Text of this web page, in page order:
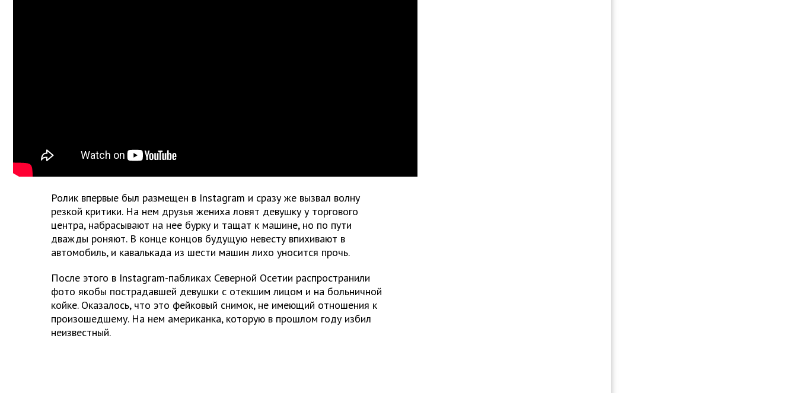
Ролик впервые был размещен в Instagram и сразу же вызвал волну
резкой критики. На нем друзья жениха ловят девушку у торгового
центра, набрасывают на нее бурку и тащат к машине, но по пути
дважды роняют. В конце концов будущую невесту впихивают в
автомобиль, и кавалькада из шести машин лихо уносится прочь.
После этого в Instagram-пабликах Северной Осетии распространили
фото якобы пострадавшей девушки с отекшим лицом и на больничной
койке. Оказалось, что это фейковый снимок, не имеющий отношения к
произошедшему. На нем американка, которую в прошлом году избил
неизвестный.